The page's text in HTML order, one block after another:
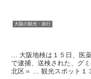
大阪の観光・旅行
... 大阪地検は１５日、医
で逮捕、送検された、グ
北区＝ ... 観光スポット１